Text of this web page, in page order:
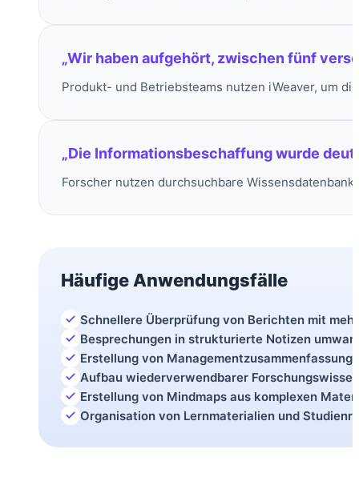
„Wir haben aufgehört, zwischen fünf
Produkt- und Betriebsteams nutzen iWeaver, um
„Die Informationsbeschaffung wurde
Forscher nutzen durchsuchbare
Häufige Anwendungsfälle
Schnellere Überprüfung von Berichten mit
Besprechungen in strukturierte Notizen
Erstellung von
Aufbau wiederverwendbarer
Erstellung von Mindmaps aus komplexen
Organisation von Lernmaterialien und